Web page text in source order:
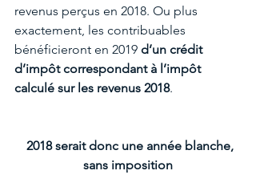
revenus perçus en 2018. Ou plus
exactement, les contribuables
bénéficieront en 2019 d’un crédit
d’impôt correspondant à l’impôt
calculé sur les revenus 2018.
2018 serait donc une année blanche,
sans imposition